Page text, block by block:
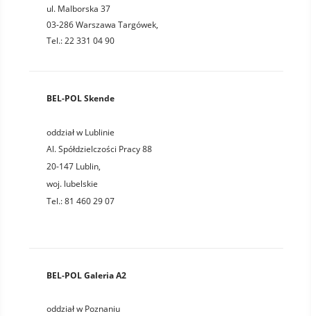
ul. Malborska 37
03-286 Warszawa Targówek,
Tel.: 22 331 04 90
BEL-POL Skende
oddział w Lublinie
Al. Spółdzielczości Pracy 88
20-147 Lublin,
woj. lubelskie
Tel.:81 460 29 07
BEL-POL Galeria A2
oddział w Poznaniu